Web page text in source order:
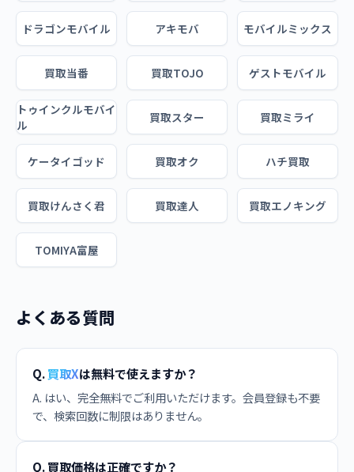
ドラゴンモバイル アキモバ モバイルミックス
買取当番 買取TOJO ゲストモバイル
トゥインクルモバイ
ル
買取スター 買取ミライ
ケータイゴッド 買取オク ハチ買取
買取けんさく君 買取達人 買取エノキング
TOMIYA富屋
よくある質問
Q.買取Xは無料で使えますか？
A. はい、完全無料でご利用いただけます。会員登録も不要
で、検索回数に制限はありません。
Q. 買取価格は正確ですか？